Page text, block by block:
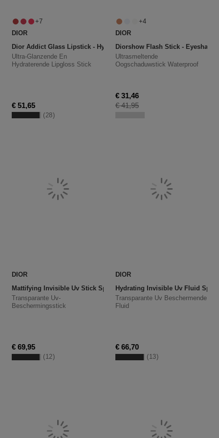
7
DIOR
Dior Addict Glass Lipstick - Hydrating Lip Gloss Stick
Ultra-Glanzende En
Hydraterende Lipgloss Stick
€ 51,65
28
4
DIOR
Diorshow Flash Stick -
Ultrasmeltende
Oogschaduwstick Waterproof
Kortingsprijs
€ 31,46
Productprijs
€ 41,95
DIOR
Mattifying Invisible Uv Stick Spf 50 Pa++++
Transparante Uv-
Beschermingsstick
€ 69,95
12
DIOR
Hydrating Invisible Uv Fluid Spf
Transparante Uv Beschermende
Fluid
€ 66,70
13